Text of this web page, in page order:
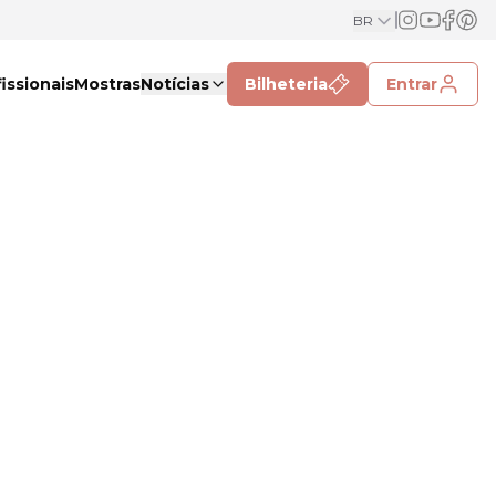
BR
MostrasNotícias Bilheteria Entrar